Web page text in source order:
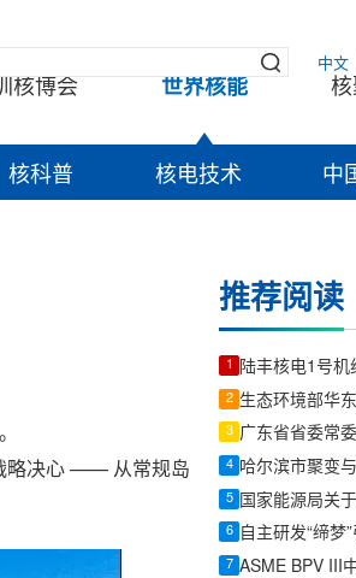
中文
核博会 世界核能
核科普 核电技术 中
略决心 —— 从常规岛
推荐阅读
1
2
3
4 哈尔滨市聚变
5
6
7 ASME BPV III